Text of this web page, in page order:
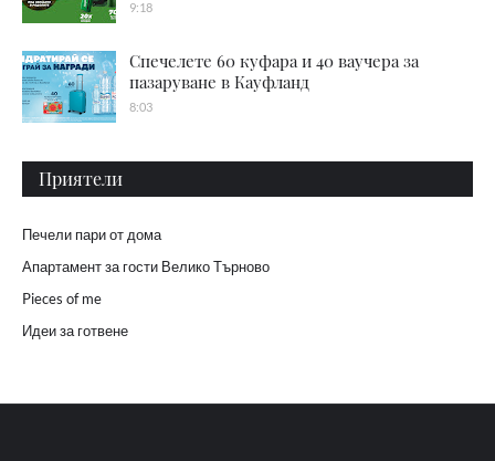
9:18
Спечелете 60 куфара и 40 ваучера за
пазаруване в Кауфланд
8:03
Приятели
Печели пари от дома
Апартамент за гости Велико Търново
Pieces of me
Идеи за готвене